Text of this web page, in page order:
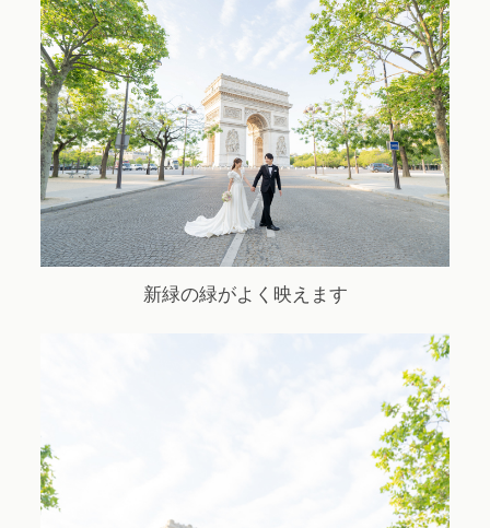
FAQ
Contact
新緑の緑がよく映えます